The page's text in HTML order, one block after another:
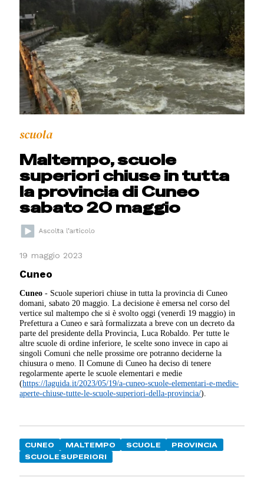
scuola
Maltempo, scuole
superiori chiuse in tutta
la provincia di Cuneo
sabato 20 maggio
19 maggio 2023
Cuneo
Cuneo - Scuole superiori chiuse in tutta la provincia di Cuneo
domani, sabato 20 maggio. La decisione è emersa nel corso del
vertice sul maltempo che si è svolto oggi (venerdì 19 maggio) in
Prefettura a Cuneo e sarà formalizzata a breve con un decreto da
parte del presidente della Provincia, Luca Robaldo. Per tutte le
altre scuole di ordine inferiore, le scelte sono invece in capo ai
singoli Comuni che nelle prossime ore potranno deciderne la
chiusura o meno. Il Comune di Cuneo ha deciso di tenere
regolarmente aperte le scuole elementari e medie
(https://laguida.it/2023/05/19/a-cuneo-scuole-elementari-e-medie-
aperte-chiuse-tutte-le-scuole-superiori-della-provincia/).
CUNEO MALTEMPO SCUOLE
PROVINCIA
SCUOLE SUPERIORI